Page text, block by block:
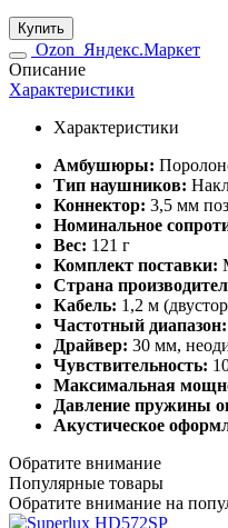
Купить
Ozon Яндекс.Маркет
Описание
Характеристики
Характеристики
Амбушюры:
Тип наушников:
Коннектор: 3,5 мм
Номинальное
Вес: 121 г
Комплект поставки:
Страна
Кабель: 1,2 м
Частотный диапазон:
Драйвер: 30 мм,
Чувствительность:
Максимальная
Давление пружины
Акустическое
Обратите внимание
Популярные товары
Обратите внимание на